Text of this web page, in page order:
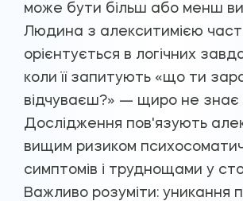
може бути більш або менш
Людина з алекситимією
орієнтується в логічних
коли її запитують «що ти
відчуваєш?» — щиро не знає
Дослідження пов'язують
вищим ризиком
симптомів і труднощами у
Важливо розуміти: уникання